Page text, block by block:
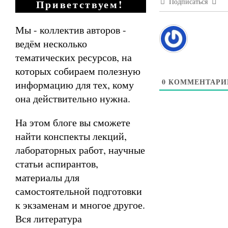
Приветствуем!
Мы - коллектив авторов -
ведём несколько
тематических ресурсов, на
которых собираем полезную
информацию для тех, кому
она действительно нужна.
На этом блоге вы сможете
найти конспекты лекций,
лабораторных работ, научные
статьи аспирантов,
материалы для
самостоятельной подготовки
к экзаменам и многое другое.
Вся литература
0